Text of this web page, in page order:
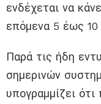
ενδέχεται να
επόμενα 5 έως 10
Παρά τις ήδη
σημερινών
υπογραμμίζει